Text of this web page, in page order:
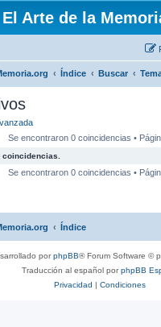
El Arte de la
Índice Buscar
Se encontraron 0 coincidencias •
Se encontraron 0 coincidencias •
Índice
porphpBB® Forum Software ©
Traducción al español porphpBB
Privacidad | Condiciones